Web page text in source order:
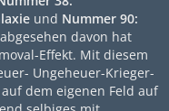
und Nummer 90:
davon hat
Effekt. Mit diesem
Ungeheuer-Krieger-
dem eigenen Feld auf